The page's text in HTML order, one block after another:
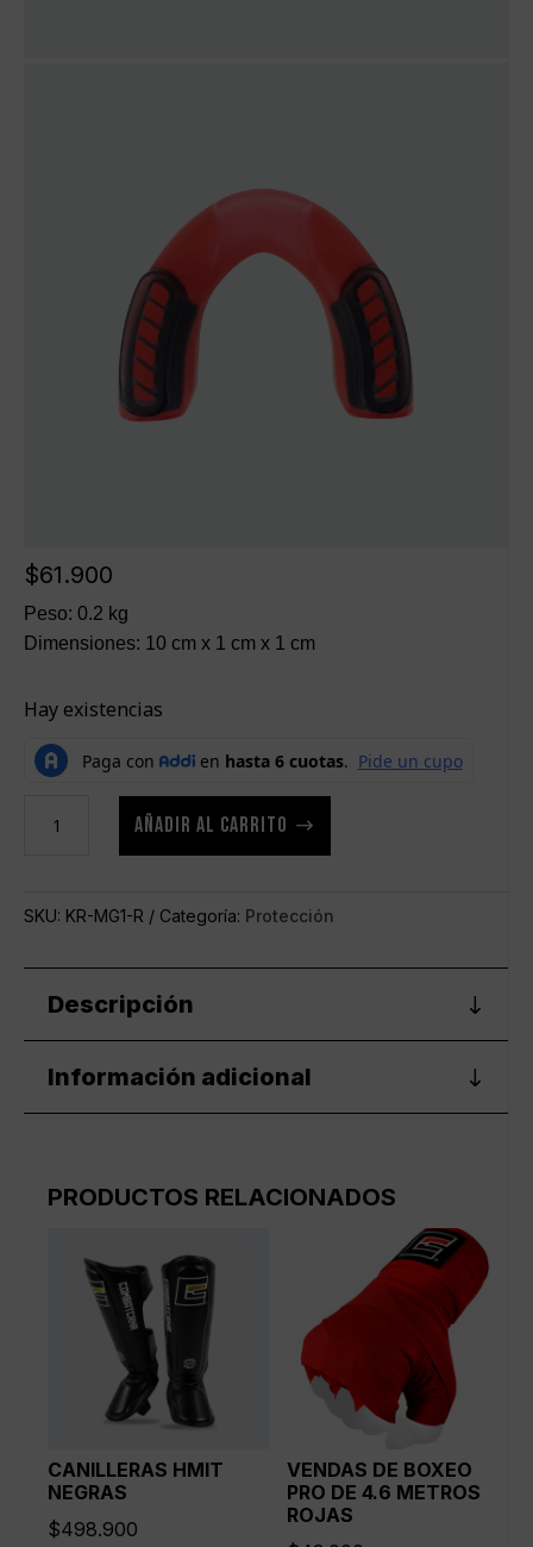
$61.900
Peso: 0.2 kg
Dimensiones: 10 cm x 1 cm x 1 cm
Hay existencias
Pro
con
estuche
rojo
cantidad
AÑADIR AL CARRITO
SKU: KR-MG1-R Categoría: Protección
Descripción
Información adicional
PRODUCTOS RELACIONADOS
CANILLERAS HMIT
NEGRAS
$498.900
VENDAS DE BOXEO
PRO DE 4.6 METROS
ROJAS